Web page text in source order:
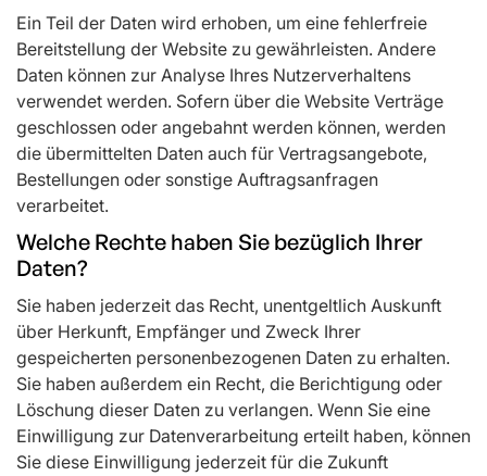
Ein Teil der Daten wird erhoben, um eine fehlerfreie
Bereitstellung der Website zu gewährleisten. Andere
Daten können zur Analyse Ihres Nutzerverhaltens
verwendet werden. Sofern über die Website Verträge
geschlossen oder angebahnt werden können, werden
die übermittelten Daten auch für Vertragsangebote,
Bestellungen oder sonstige Auftragsanfragen
verarbeitet.
Welche Rechte haben Sie bezüglich Ihrer
Daten?
Sie haben jederzeit das Recht, unentgeltlich Auskunft
über Herkunft, Empfänger und Zweck Ihrer
gespeicherten personenbezogenen Daten zu erhalten.
Sie haben außerdem ein Recht, die Berichtigung oder
Löschung dieser Daten zu verlangen. Wenn Sie eine
Einwilligung zur Datenverarbeitung erteilt haben, können
Sie diese Einwilligung jederzeit für die Zukunft